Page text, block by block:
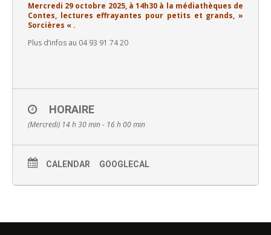
Mercredi 29 octobre 2025, à 14h30 à la médiathèques de
Contes, lectures effrayantes pour petits et grands, »
Sorcières « .
Plus d’infos au 04 93 91 74 20
HORAIRE
(Mercredi) 14 h 30 min - 16 h 00 min
CALENDAR GOOGLECAL